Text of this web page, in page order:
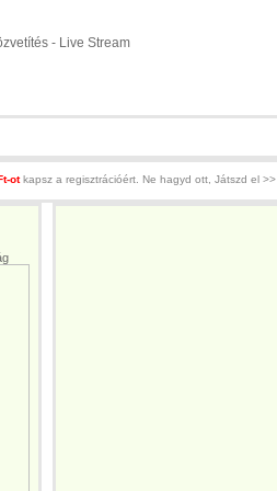
- Live Stream
otkapsz a regisztrációért. Ne hagyd ott, Játszd el >>